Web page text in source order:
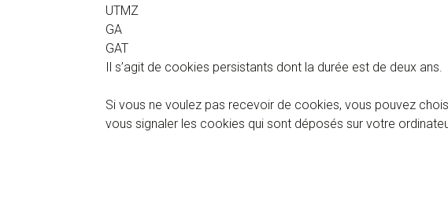
UTMZ
GA
GAT
Il s’agit de cookies persistants dont la durée est de deux ans.
Si vous ne voulez pas recevoir de cookies, vous pouvez
vous signaler les cookies qui sont déposés sur votre